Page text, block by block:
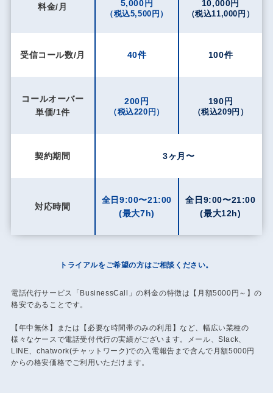
料金/月 5,000円
（税込5,500円）
10,000円
（税込11,000円）
受信コール数/月 40件 100件
コールオーバー
単価/1件
200円
（税込220円）
190円
（税込209円）
契約期間 3ヶ月〜
対応時間
全日9:00〜21:00
(最大7h)
全日9:00〜21:00
(最大12h)
トライアルをご希望の方はご相談ください。
電話代行サービス「BusinessCall」の料金の特徴は【月額5000円～】の
格安であることです。
【年中無休】または【必要な時間帯のみの利用】など、幅広い業種の
様々なケースで電話受付代行の実績がございます。メール、Slack、
LINE、chatwork(チャットワーク)での入電報告まで含んで月額5000円
からの格安価格でご利用いただけます。